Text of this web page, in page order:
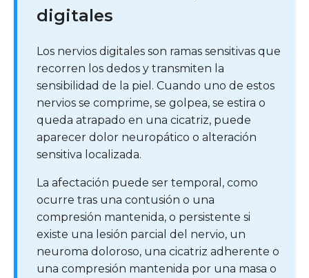
digitales
Los nervios digitales son ramas sensitivas que
recorren los dedos y transmiten la
sensibilidad de la piel. Cuando uno de estos
nervios se comprime, se golpea, se estira o
queda atrapado en una cicatriz, puede
aparecer dolor neuropático o alteración
sensitiva localizada.
La afectación puede ser temporal, como
ocurre tras una contusión o una
compresión mantenida, o persistente si
existe una lesión parcial del nervio, un
neuroma doloroso, una cicatriz adherente o
una compresión mantenida por una masa o